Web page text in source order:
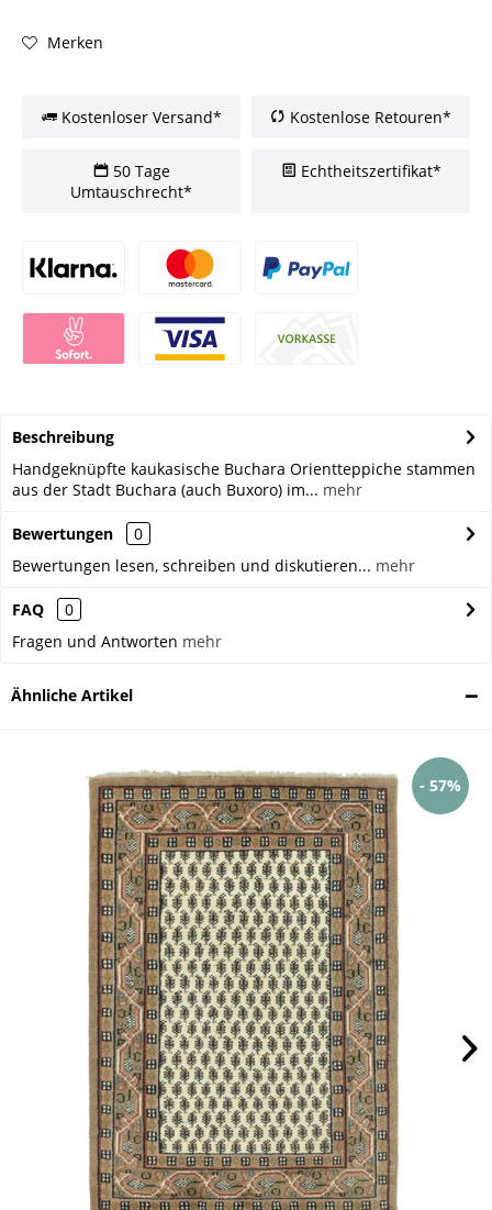
Merken
Kostenloser Versand* Kostenlose Retouren*
50 Tage
Umtauschrecht*
Echtheitszertifikat*
Beschreibung
Handgeknüpfte kaukasische Buchara Orientteppiche stammen
aus der Stadt Buchara (auch Buxoro) im... mehr
Bewertungen
0
Bewertungen lesen, schreiben und diskutieren... mehr
FAQ
0
Fragen und Antworten mehr
Ähnliche Artikel
- 57%